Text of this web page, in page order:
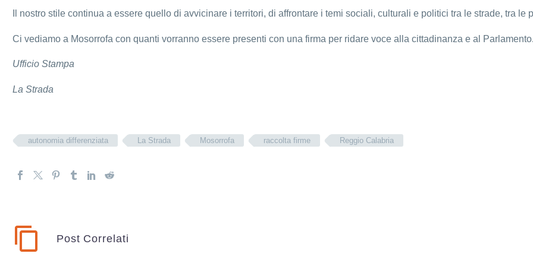
Il nostro stile continua a essere quello di avvicinare i territori, di affrontare i temi sociali, culturali e politici tra le strade, tra le
Ci vediamo a Mosorrofa con quanti vorranno essere presenti con una firma per ridare voce alla cittadinanza e al Parlamento.
Ufficio Stampa
La Strada
autonomia differenziata La Strada Mosorrofa raccolta firme Reggio Calabria
Post Correlati